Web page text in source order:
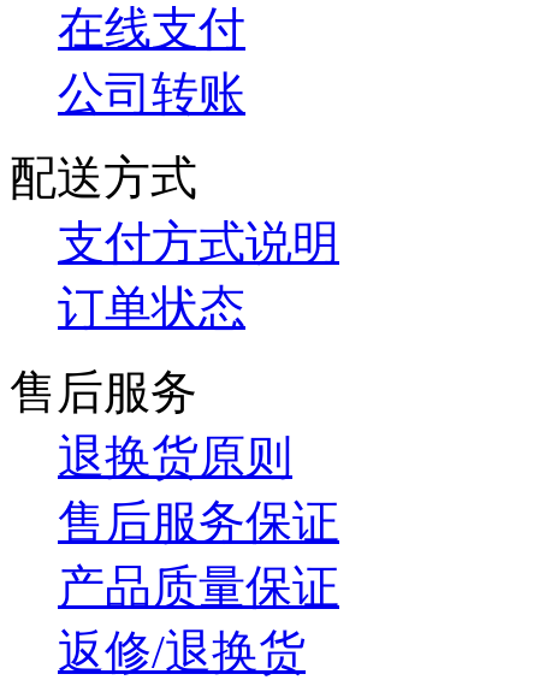
在线支付
公司转账
配送方式
支付方式说明
订单状态
售后服务
退换货原则
售后服务保证
产品质量保证
返修/退换货